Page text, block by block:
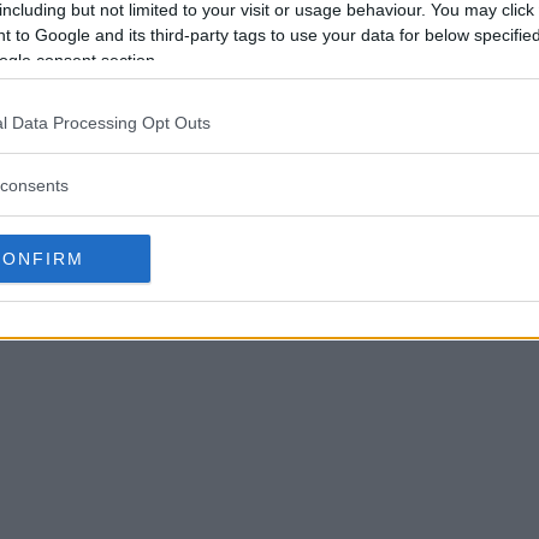
but not limited to your visit or usage behaviour. You may
to Google and its third-party tags to use your data for below
consent section.
Data Processing Opt Outs
I årets sjätte etapp av Grand Prix är temat
»former« och Beata Rydén är fotografen
som denna gång bedömer dina bilder. Skicka
in dem senast den 12:e juni 2018 för ­att vara
med och tävla – och vinn fina kameraprylar!
I
in